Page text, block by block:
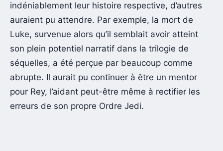
indéniablement leur histoire respective, d’autres
auraient pu attendre. Par exemple, la mort de
Luke, survenue alors qu’il semblait avoir atteint
son plein potentiel narratif dans la trilogie de
séquelles, a été perçue par beaucoup comme
abrupte. Il aurait pu continuer à être un mentor
pour Rey, l’aidant peut-être même à rectifier les
erreurs de son propre Ordre Jedi.